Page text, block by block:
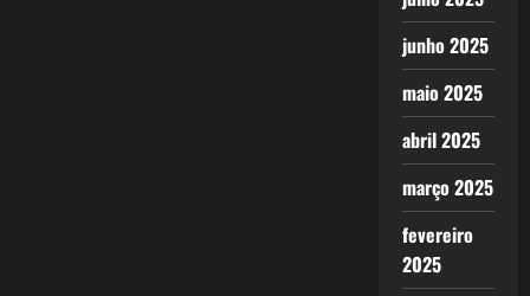
junho 2025
maio 2025
abril 2025
março 2025
fevereiro
2025